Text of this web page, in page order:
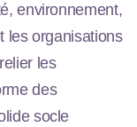
environnement,
les organisations
les
des
socle